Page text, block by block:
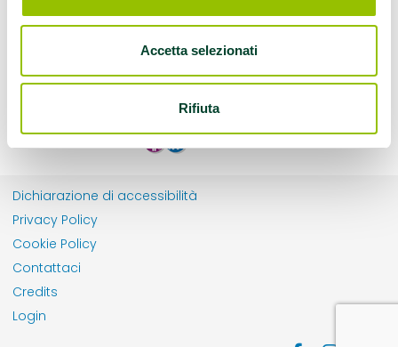
Accetta selezionati
Rifiuta
Dichiarazione di accessibilità
Privacy Policy
Cookie Policy
Contattaci
Credits
Login